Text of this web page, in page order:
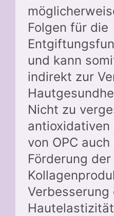
Folgen für die
und kann
indirekt zur
Nicht zu
antioxidativen
von OPC
Förderung der
Verbesserung